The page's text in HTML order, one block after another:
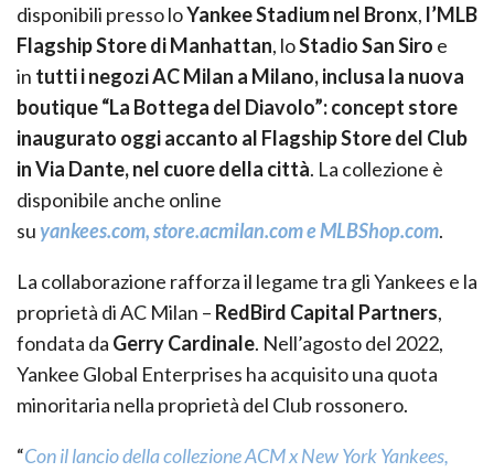
disponibili presso loYankee Stadium nel Bronx, l’MLB
Flagship Store di Manhattan, loStadio San Siro e
in tutti i negozi AC Milan a Milano, inclusa la nuova
boutique “La Bottega del Diavolo”: concept store
inaugurato oggi accanto al Flagship Store del Club
in Via Dante, nel cuore della città. La collezione è
disponibile anche online
suyankees.com,store.acmilan.comeMLBShop.com.
La collaborazione rafforza il legame tra gli Yankees e la
proprietà di AC Milan – RedBird Capital Partners,
fondata da Gerry Cardinale. Nell’agosto del 2022,
Yankee Global Enterprises ha acquisito una quota
minoritaria nella proprietà del Club rossonero.
“Con il lancio della collezione ACM x New York Yankees,